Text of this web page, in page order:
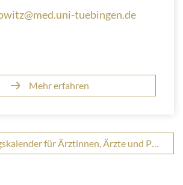
tuebingen.de
Mehr erfahren
für Ärztinnen, Ärzte und Pflegende